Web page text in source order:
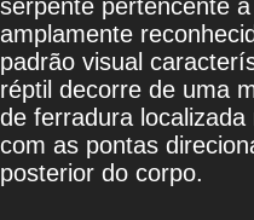
serpente pertencente
amplamente
padrão visual
réptil decorre de uma
de ferradura
com as pontas
posterior do corpo.